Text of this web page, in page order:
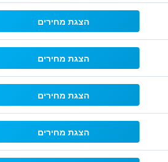
הצגת מחירים
הצגת מחירים
הצגת מחירים
הצגת מחירים